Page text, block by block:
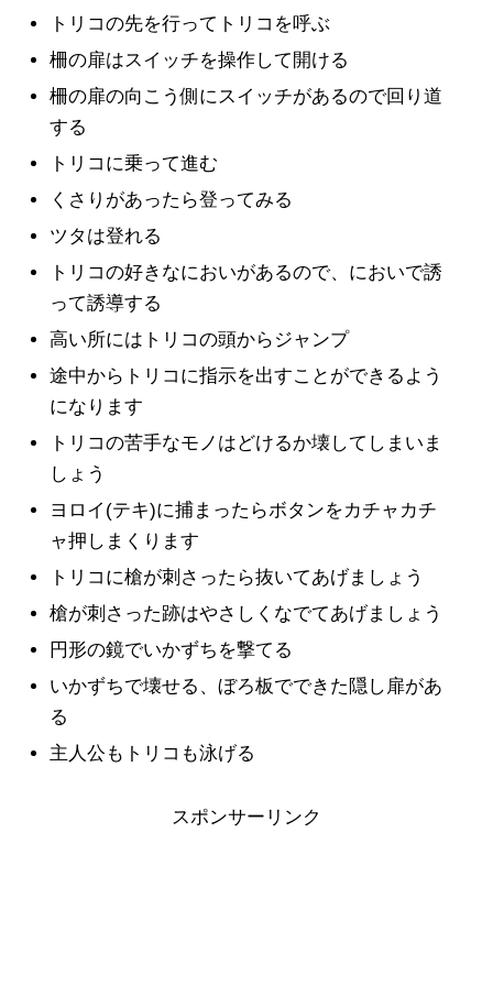
トリコの先を行ってトリコを呼ぶ
柵の扉はスイッチを操作して開ける
柵の扉の向こう側にスイッチがあるので回り道
する
トリコに乗って進む
くさりがあったら登ってみる
ツタは登れる
トリコの好きなにおいがあるので、においで誘
って誘導する
高い所にはトリコの頭からジャンプ
途中からトリコに指示を出すことができるよう
になります
トリコの苦手なモノはどけるか壊してしまいま
しょう
ヨロイ(テキ)に捕まったらボタンをカチャカチ
ャ押しまくります
トリコに槍が刺さったら抜いてあげましょう
槍が刺さった跡はやさしくなでてあげましょう
円形の鏡でいかずちを撃てる
いかずちで壊せる、ぼろ板でできた隠し扉があ
る
主人公もトリコも泳げる
スポンサーリンク